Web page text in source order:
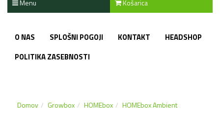
Menu Košarica
O NAS SPLOŠNI POGOJI KONTAKT
HEADSHOP
POLITIKA ZASEBNOSTI
Domov Growbox HOMEbox HOMEbox Ambient